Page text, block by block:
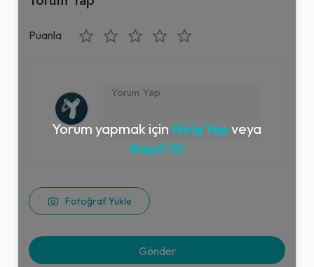
Puanla
Fotoğraf Yükle
Yorum yapmak için Giriş Yap veya
Kayıt Ol